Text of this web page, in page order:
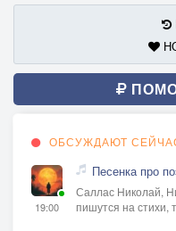
ОБСУЖДАЮТ
19:00
Песенка про
Саллас Николай,
пишутся на стихи,